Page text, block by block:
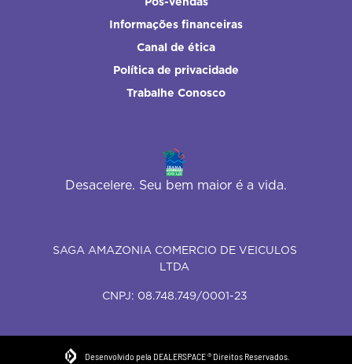
Informações financeiras
Canal de ética
Política de privacidade
Trabalhe Conosco
Desacelere. Seu bem maior é a vida.
SAGA AMAZONIA COMERCIO DE VEICULOS
LTDA
CNPJ: 08.748.749/0001-23
Desenvolvido pela DEALERSPACE ® Direitos Reservados.